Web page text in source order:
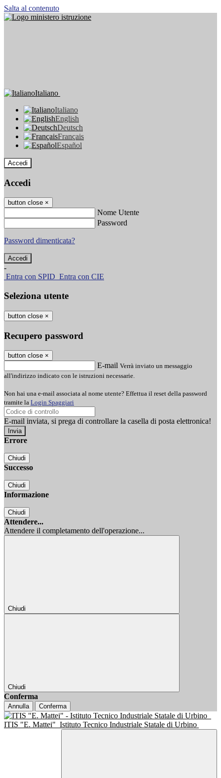
Salta al contenuto
Italiano
Italiano
English
Deutsch
Français
Español
Accedi
Accedi
button close ×
Nome Utente
Password
Password dimenticata?
-
Entra con SPID Entra con CIE
Seleziona utente
button close ×
Recupero password
button close ×
E-mail Verrà inviato un messaggio
all'indirizzo indicato con le istruzioni necessarie.
Non hai una e-mail associata al nome utente? Effettua il reset della password
tramite la Login Spaggiari
E-mail inviata, si prega di controllare la casella di posta elettronica!
Errore
Chiudi
Successo
Chiudi
Informazione
Chiudi
Attendere...
Attendere il completamento dell'operazione...
Chiudi
Chiudi
Conferma
Annulla Conferma
ITIS "E. Mattei" Istituto Tecnico Industriale Statale di Urbino